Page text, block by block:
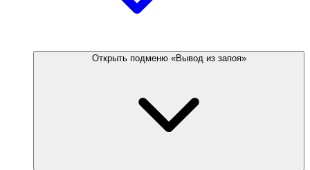
Открыть подменю «Вывод из запоя»